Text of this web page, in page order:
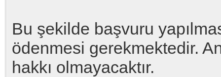
Bu şekilde başvuru
ödenmesi gerekmektedir.
hakkı olmayacaktır.